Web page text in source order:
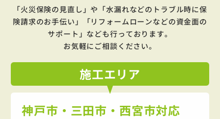
「火災保険の見直し」や「水漏れなどのトラブル時に保
険請求のお手伝い」「リフォームローンなどの資金面の
サポート」 なども行っております。
お気軽にご相談ください。
施工エリア
神戸市・三田市・西宮市対応